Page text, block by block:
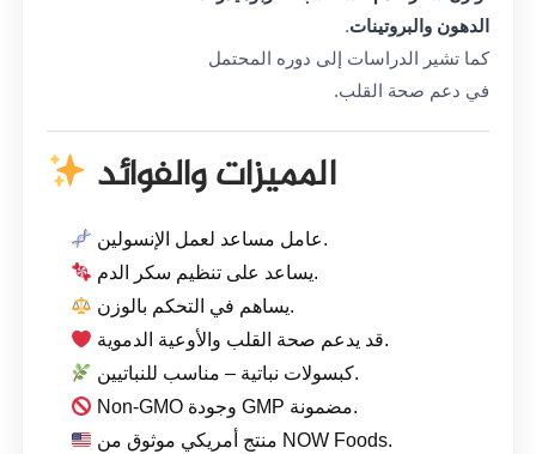
الدهون والبروتينات.
كما تشير الدراسات إلى دوره المحتمل
في دعم صحة القلب.
المميزات والفوائد
عامل مساعد لعمل الإنسولين.
يساعد على تنظيم سكر الدم.
يساهم في التحكم بالوزن.
قد يدعم صحة القلب والأوعية الدموية.
كبسولات نباتية – مناسب للنباتيين.
Non-GMO وجودة GMP مضمونة.
منتج أمريكي موثوق من NOW Foods.